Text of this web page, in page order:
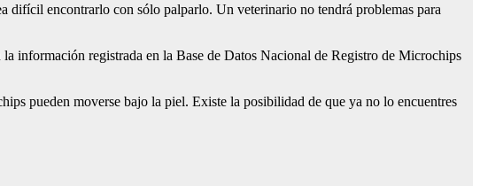
difícil encontrarlo con sólo palparlo. Un veterinario no tendrá problemas para
información registrada en la Base de Datos Nacional de Registro de Microchips
pueden moverse bajo la piel. Existe la posibilidad de que ya no lo encuentres